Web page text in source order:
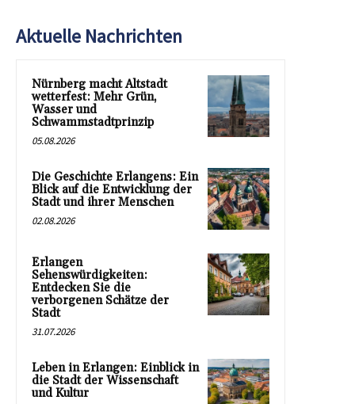
Aktuelle Nachrichten
Nürnberg macht Altstadt
wetterfest: Mehr Grün,
Wasser und
Schwammstadtprinzip
05.08.2026
Die Geschichte Erlangens: Ein
Blick auf die Entwicklung der
Stadt und ihrer Menschen
02.08.2026
Erlangen
Sehenswürdigkeiten:
Entdecken Sie die
verborgenen Schätze der
Stadt
31.07.2026
Leben in Erlangen: Einblick in
die Stadt der Wissenschaft
und Kultur